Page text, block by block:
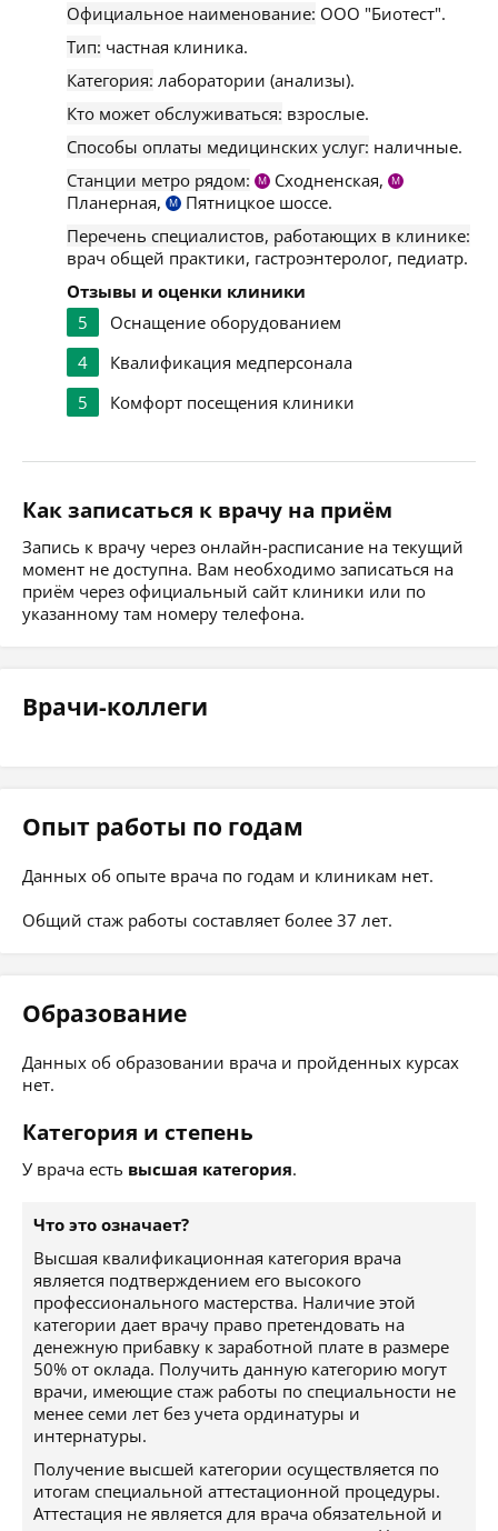
Официальное наименование: ООО "Биотест".
Тип: частная клиника.
Категория: лаборатории (анализы).
Кто может обслуживаться: взрослые.
Способы оплаты медицинских услуг: наличные.
Станции метро рядом:
М Сходненская, М
Планерная, М
Пятницкое шоссе.
Перечень специалистов, работающих в клинике:
врач общей практики, гастроэнтеролог, педиатр.
Отзывы и оценки клиники
5
Оснащение оборудованием
4
Квалификация медперсонала
5
Комфорт посещения клиники
Как записаться к врачу на приём
Запись к врачу через онлайн-расписание на текущий
момент не доступна. Вам необходимо записаться на
приём через официальный сайт клиники или по
указанному там номеру телефона.
Врачи-коллеги
Опыт работы по годам
Данных об опыте врача по годам и клиникам нет.
Общий стаж работы составляет более 37 лет.
Образование
Данных об образовании врача и пройденных курсах
нет.
Категория и степень
У врача есть высшая категория.
Что это означает?
Высшая квалификационная категория врача
является подтверждением его высокого
профессионального мастерства. Наличие этой
категории дает врачу право претендовать на
денежную прибавку к заработной плате в размере
50% от оклада. Получить данную категорию могут
врачи, имеющие стаж работы по специальности не
менее семи лет без учета ординатуры и
интернатуры.
Получение высшей категории осуществляется по
итогам специальной аттестационной процедуры.
Аттестация не является для врача обязательной и